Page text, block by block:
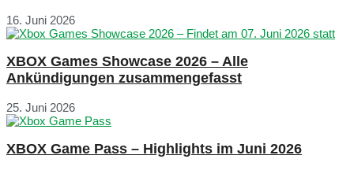
16. Juni 2026
XBOX Games Showcase 2026 – Alle
Ankündigungen zusammengefasst
25. Juni 2026
XBOX Game Pass – Highlights im Juni 2026